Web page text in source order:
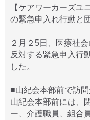
【ケアワーカーズユ
の緊急申入れ行動と
２月２5日、医療社
反対する緊急申入行
した。
■山紀会本部前で訪問
山紀会本部前には、
ー、介護職員、組合